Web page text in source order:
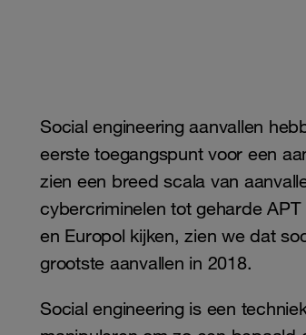
Social engineering aanvallen
eerste toegangspunt voor een
zien een breed scala van
cybercriminelen tot geharde
en Europol kijken, zien we dat
grootste aanvallen in 2018.
Social engineering is een